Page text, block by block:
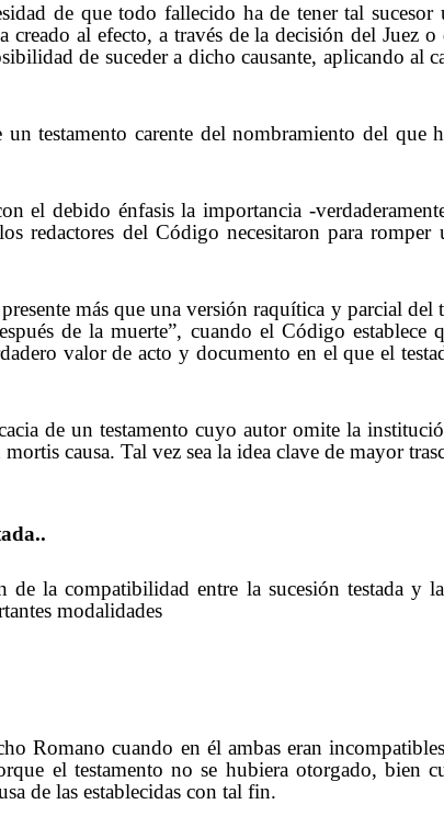
de que todo fallecido ha de tener tal
al efecto, a través de la decisión del Juez
de suceder a dicho causante, aplicando al
testamento carente del nombramiento del que
el debido énfasis la importancia -
redactores del Código necesitaron para romper
más que una versión raquítica y parcial
de la muerte”, cuando el Código
valor de acto y documento en el que el
de un testamento cuyo autor omite la
causa. Tal vez sea la idea clave de mayor
de la compatibilidad entre la sucesión testada y
modalidades
Romano cuando en él ambas eran
el testamento no se hubiera otorgado, bien
de las establecidas con tal fin.